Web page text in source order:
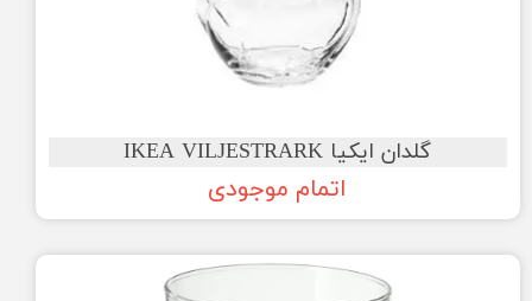
گلدان ایکیا IKEA VILJESTRARK
اتمام موجودی